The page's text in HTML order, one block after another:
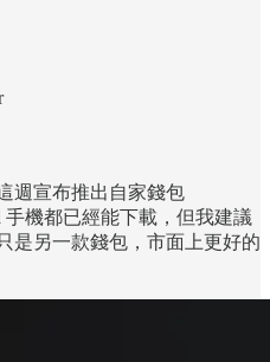
週宣布推出自家錢包
手機都已經能下載，但我建議
是另一款錢包，市面上更好的